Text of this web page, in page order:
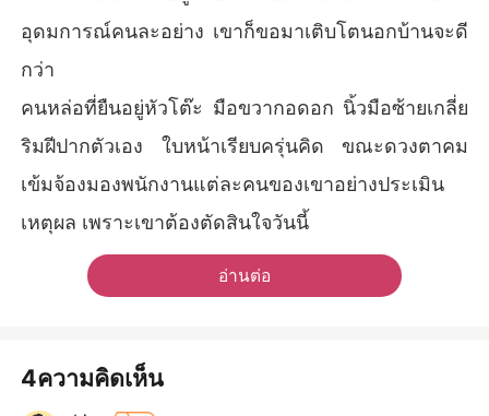
อุดมการณ์คนละอย่าง เขาก็ขอมาเติบโตนอกบ้านจะดี
กว่า
คนหล่อที่ยืนอยู่หัวโต๊ะ มือขวากอดอก นิ้วมือซ้ายเกลี่ย
ริมฝีปากตัวเอง ใบหน้าเรียบครุ่นคิด ขณะดวงตาคม
เข้มจ้องมองพนักงานแต่ละคนของเขาอย่างประเมิน
เหตุผล เพราะเขาต้องตัดสินใจวันนี้
อ่านต่อ
4ความคิดเห็น